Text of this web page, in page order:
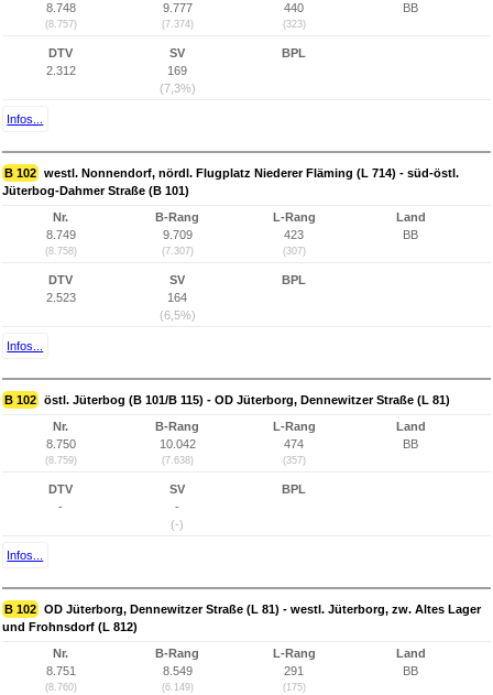
8.748
(8.757)
9.777
(7.374)
440
(323)
BB
DTV
2.312
SV
169
(7,3%)
BPL
Infos...
B 102 westl. Nonnendorf, nördl. Flugplatz Niederer Fläming (L 714) - süd-östl.
Jüterbog-Dahmer Straße (B 101)
Nr.
8.749
(8.758)
B-Rang
9.709
(7.307)
L-Rang
423
(307)
Land
BB
DTV
2.523
SV
164
(6,5%)
BPL
Infos...
B 102 östl. Jüterbog (B 101/B 115) - OD Jüterborg, Dennewitzer Straße (L 81)
Nr.
8.750
(8.759)
B-Rang
10.042
(7.638)
L-Rang
474
(357)
Land
BB
DTV
-
SV
-
(-)
BPL
Infos...
B 102 OD Jüterborg, Dennewitzer Straße (L 81) - westl. Jüterborg, zw. Altes Lager
und Frohnsdorf (L 812)
Nr.
8.751
(8.760)
B-Rang
8.549
(6.149)
L-Rang
291
(175)
Land
BB